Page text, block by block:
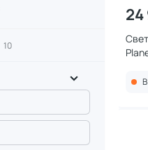
10